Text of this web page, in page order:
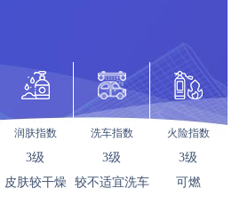
润肤指数
3级
皮肤较干燥
洗车指数
3级
较不适宜洗车
火险指数
3级
可燃